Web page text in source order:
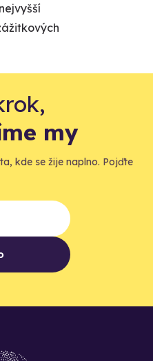
my
kde se žije naplno. Pojďte